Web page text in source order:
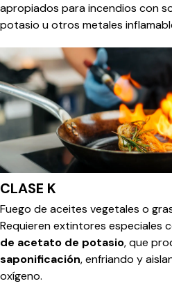
apropiados para incendios con
potasio u otros metales
CLASE K
Fuego de aceites vegetales o
Requieren extintores especiales
de acetato de potasio, que
saponificación, enfriando y
oxígeno.